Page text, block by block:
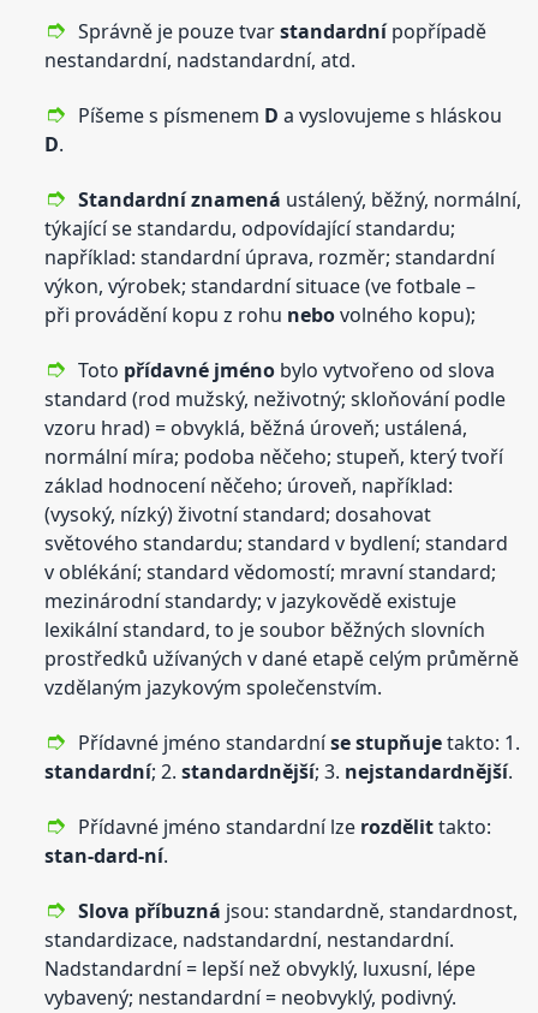
Správně je pouze tvarstandardnípopřípadě
nestandardní, nadstandardní, atd.
Píšeme s písmenem D a vyslovujeme s hláskou
D.
Standardní znamená ustálený, běžný, normální,
týkající se standardu, odpovídající standardu;
například: standardní úprava, rozměr; standardní
výkon, výrobek; standardní situace (ve fotbale –
při provádění kopu z rohu nebovolného kopu);
Toto přídavné jméno bylo vytvořeno od slova
standard (rod mužský, neživotný; skloňování podle
vzoru hrad) = obvyklá, běžná úroveň; ustálená,
normální míra; podoba něčeho; stupeň, který tvoří
základ hodnocení něčeho; úroveň, například:
(vysoký, nízký) životní standard; dosahovat
světového standardu; standard v bydlení; standard
v oblékání; standard vědomostí; mravní standard;
mezinárodní standardy; v jazykovědě existuje
lexikální standard, to je soubor běžných slovních
prostředků užívaných v dané etapě celým průměrně
vzdělaným jazykovým společenstvím.
Přídavné jméno standardníse stupňujetakto: 1.
standardní; 2.standardnější; 3. nejstandardnější.
Přídavné jméno standardní lze rozdělittakto:
stan-dard-ní.
Slova příbuzná jsou: standardně, standardnost,
standardizace, nadstandardní, nestandardní.
Nadstandardní = lepší než obvyklý, luxusní, lépe
vybavený; nestandardní = neobvyklý, podivný.